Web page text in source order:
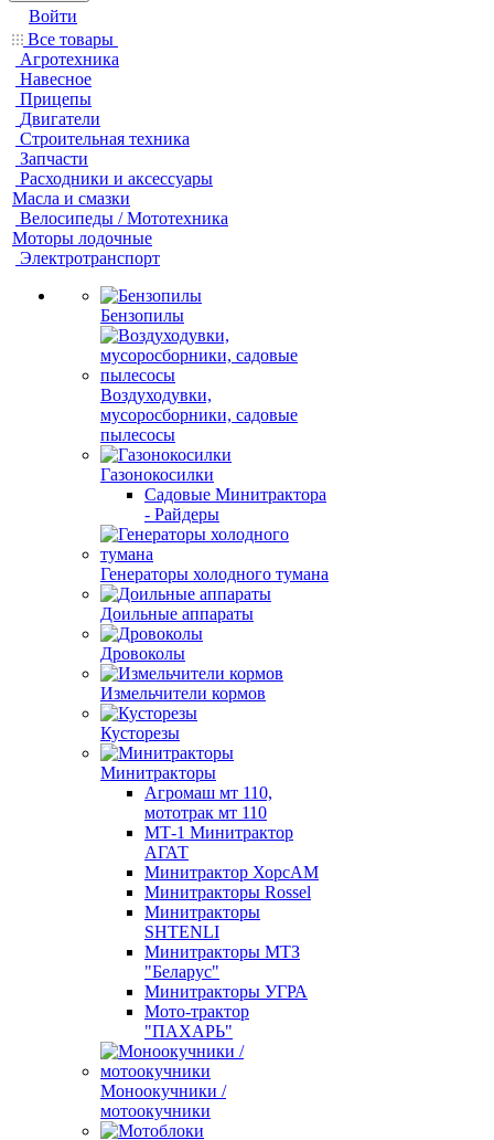
Войти
Все товары
Агротехника
Навесное
Прицепы
Двигатели
Строительная техника
Запчасти
Расходники и аксессуары
Масла и смазки
Велосипеды / Мототехника
Моторы лодочные
Электротранспорт
Бензопилы
Воздуходувки,
мусоросборники, cадовые
пылесосы
Газонокосилки
Садовые Минитрактора
- Райдеры
Генераторы холодного тумана
Доильные аппараты
Дровоколы
Измельчители кормов
Кусторезы
Минитракторы
Агромаш мт 110,
мототрак мт 110
МТ-1 Минитрактор
АГАТ
Минитрактор ХорсАМ
Минитракторы Rossel
Минитракторы
SHTENLI
Минитракторы МТЗ
"Беларус"
Минитракторы УГРА
Мото-трактор
"ПАХАРЬ"
Моноокучники /
мотоокучники